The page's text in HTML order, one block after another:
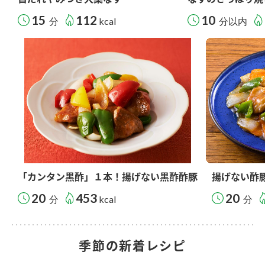
15 分 112 kcal 10 分以内
「カンタン黒酢」１本！揚げない黒酢酢豚
20 分 453 kcal
揚げない酢
20 分
季節の新着レシピ